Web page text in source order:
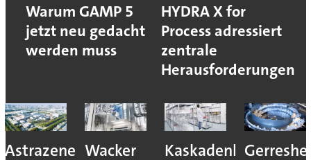
Warum GAMP 5
jetzt neu gedacht
werden muss
HYDRA X for
Process adressiert
zentrale
Herausforderungen
AstrazenecaWacker
Kaskadenkonzept